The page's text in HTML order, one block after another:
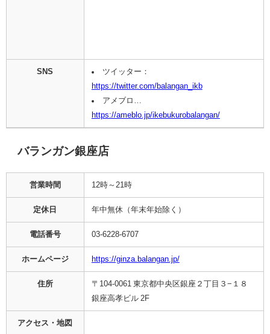
SNS
ツイッター：
https://twitter.com/balangan_ikb
アメブロ…
https://ameblo.jp/ikebukurobalangan/
バランガン銀座店
営業時間 12時～21時
定休日 年中無休（年末年始除く）
電話番号 03-6228-6707
ホームページ https://ginza.balangan.jp/
住所
〒104-0061 東京都中央区銀座２丁目３−１８
銀座高孝ビル 2F
アクセス・地図